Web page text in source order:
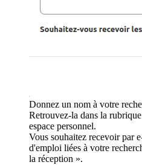
Donnez un nom à votre
Retrouvez-la dans la
espace personnel.
Vous souhaitez recevoir par
d'emploi liées à votre
la réception ».